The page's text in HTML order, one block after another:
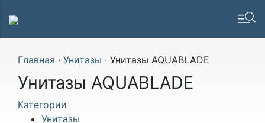
Главная · Унитазы · Унитазы AQUABLADE
Унитазы AQUABLADE
Категории
Унитазы